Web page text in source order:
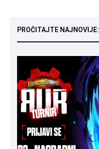
PROČITAJTE NAJNOVIJE: